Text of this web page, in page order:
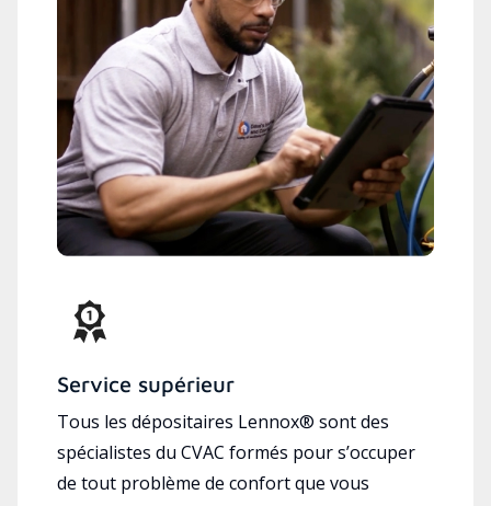
Service supérieur
Tous les dépositaires Lennox® sont des
spécialistes du CVAC formés pour s’occuper
de tout problème de confort que vous